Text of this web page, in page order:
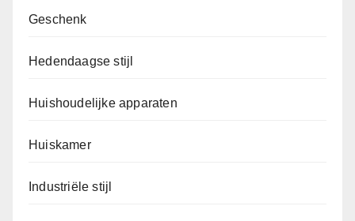
Geschenk
Hedendaagse stijl
Huishoudelijke apparaten
Huiskamer
Industriële stijl